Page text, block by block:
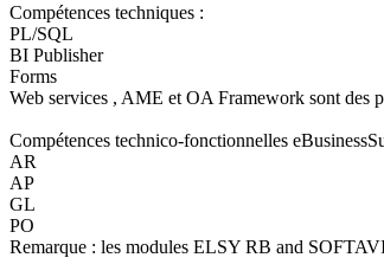
Compétences techniques :
PL/SQL
BI Publisher
Forms
Web services , AME et OA Framework sont des
Compétences technico-fonctionnelles
AR
AP
GL
PO
Remarque : les modules ELSY RB and